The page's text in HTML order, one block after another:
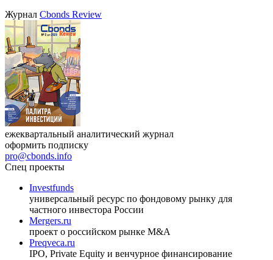
Журнал Cbonds Review
ежеквартальный аналитический журнал
оформить подписку
pro@cbonds.info
Спец проекты
Investfunds
универсальный ресурс по фондовому рынку для
частного инвестора России
Mergers.ru
проект о российском рынке M&A
Preqveca.ru
IPO, Private Equity и венчурное финансирование